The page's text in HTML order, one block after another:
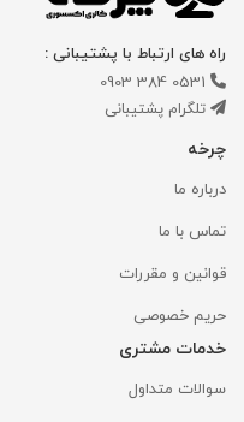
راه های ارتباط با پشتیبانی :
0531 384 0903
تلگرام پشتیبانی
چرخه
درباره ما
تماس با ما
قوانین و مقررات
حریم خصوصی
خدمات مشتری
سوالات متداول